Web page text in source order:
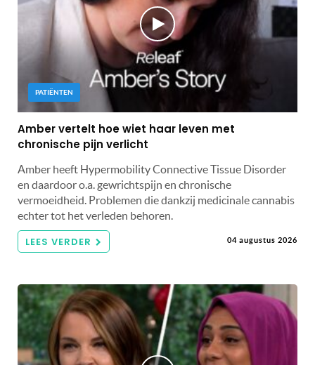
PATIËNTEN
Amber vertelt hoe wiet haar leven met
chronische pijn verlicht
Amber heeft Hypermobility Connective Tissue Disorder
en daardoor o.a. gewrichtspijn en chronische
vermoeidheid. Problemen die dankzij medicinale cannabis
echter tot het verleden behoren.
LEES VERDER 04 augustus 2026